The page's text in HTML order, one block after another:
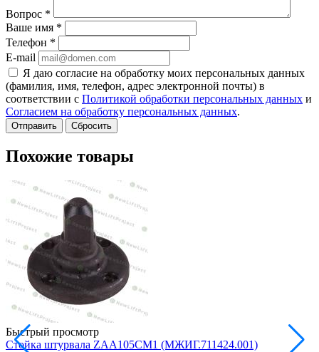
Вопрос *
Ваше имя *
Телефон *
E-mail
Я даю согласие на обработку моих персональных данных
(фамилия, имя, телефон, адрес электронной почты) в
соответствии с Политикой обработки персональных данных и
Согласием на обработку персональных данных.
Сбросить
Похожие товары
Быстрый просмотр
Стойка штурвала ZAA105CM1 (МЖИГ.711424.001)